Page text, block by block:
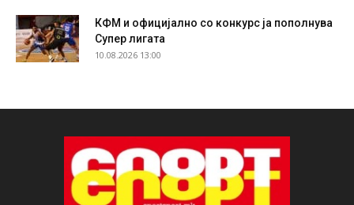
КФМ и официјално со конкурс ја пополнува
Супер лигата
10.08.2026 13:00